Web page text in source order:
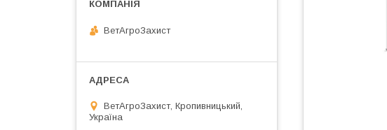
ВетАгроЗахист
ВетАгроЗахист, Кропивницький,
Україна